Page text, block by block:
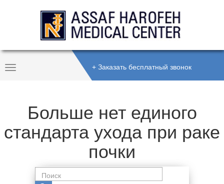
Toggle
+ Заказать бесплатный звонок
Больше нет единого
стандарта ухода при раке
почки